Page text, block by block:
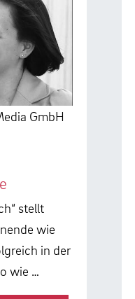
GmbH
stellt
wie
in der
wie …